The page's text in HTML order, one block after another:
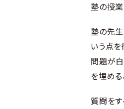
塾の授業
塾の先
いう点を
問題が
を埋め
質問をす